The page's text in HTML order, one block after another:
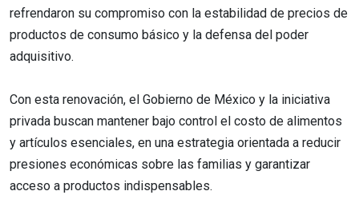
refrendaron su compromiso con la estabilidad de precios de
productos de consumo básico y la defensa del poder
adquisitivo.
Con esta renovación, el Gobierno de México y la iniciativa
privada buscan mantener bajo control el costo de alimentos
y artículos esenciales, en una estrategia orientada a reducir
presiones económicas sobre las familias y garantizar
acceso a productos indispensables.